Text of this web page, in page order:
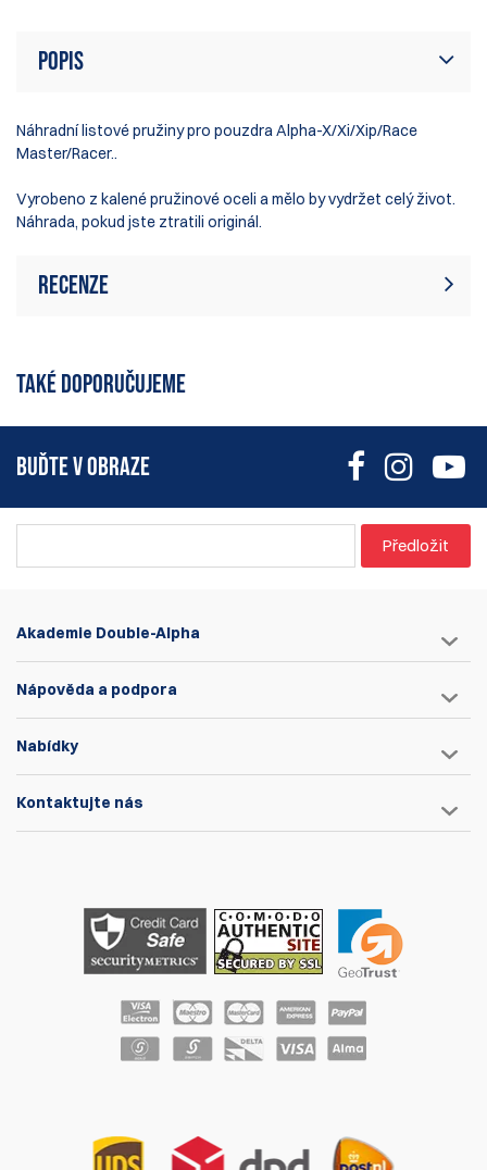
Popis
Náhradní listové pružiny pro pouzdra Alpha-X/Xi/Xip/Race
Master/Racer..
Vyrobeno z kalené pružinové oceli a mělo by vydržet celý život.
Náhrada, pokud jste ztratili originál.
Recenze
produktu. Buďte první, kdo napíše
recenzi
TAKÉ DOPORUČUJEME
BUĎTE V OBRAZE
Předložit
Akademie Double-Alpha
Nápověda a podpora
Nabídky
Kontaktujte nás